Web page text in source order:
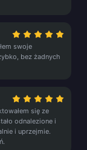
swoje
bez żadnych
się ze
odnalezione i
i uprzejmie.